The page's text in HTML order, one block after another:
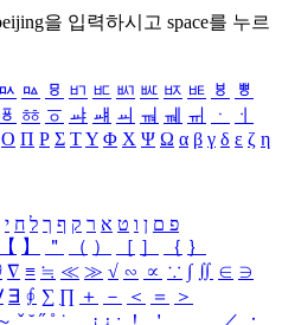
을 입력하시고 space를 누르
ㅯ ㅰ ㅱ ㅲ ㅳ ㅴ ㅵ ㅶ ㅷ ㅸ
ㅹ
ㆄ ㆅ ㆆ ㆇ ㆈ ㆉ ㆊ ㆋ ㆌ ㆍ
ㆎ
Ο Π Ρ Σ ΤΥ Φ Χ Ψ Ω α β γ δ ε ζ η
פ ם ן ו ט א ר ק ף ך ל ח י
【 】 ＂ （ ） ［ ］ ｛ ｝
∇ ≡ ≒ ≪ ≫ √ ∽ ∝ ∵ ∫ ∬ ∈ ∋
∃ ∮ ∑ ∏ ＋ － ＜ ＝
＞